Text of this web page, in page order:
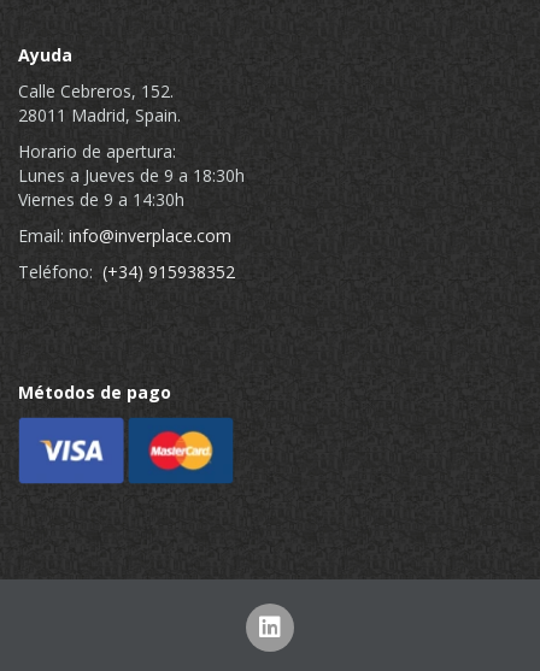
Ayuda
Calle Cebreros, 152.
28011 Madrid, Spain.
Horario de apertura:
Lunes a Jueves de 9 a 18:30h
Viernes de 9 a 14:30h
Email: info@inverplace.com
Teléfono: (+34) 915938352
Métodos de pago